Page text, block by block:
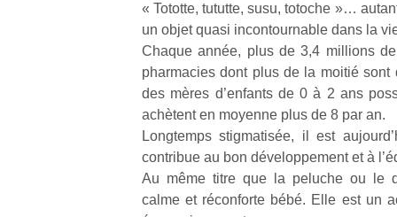
« Tototte, tututte, susu, totoche »…
un objet quasi incontournable dans la
Chaque année, plus de 3,4 millions
pharmacies dont plus de la moitié sont
des mères d’enfants de 0 à 2 ans
achètent en moyenne plus de 8 par an.
Longtemps stigmatisée, il est
contribue au bon développement et à
Au même titre que la peluche ou le
calme et réconforte bébé. Elle est un